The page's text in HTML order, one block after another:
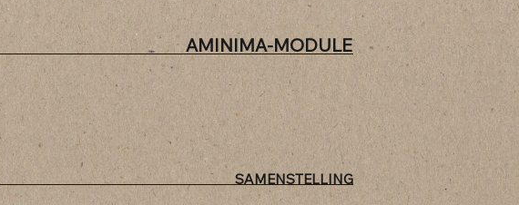
AMINIMA-MODULE
SAMENSTELLING